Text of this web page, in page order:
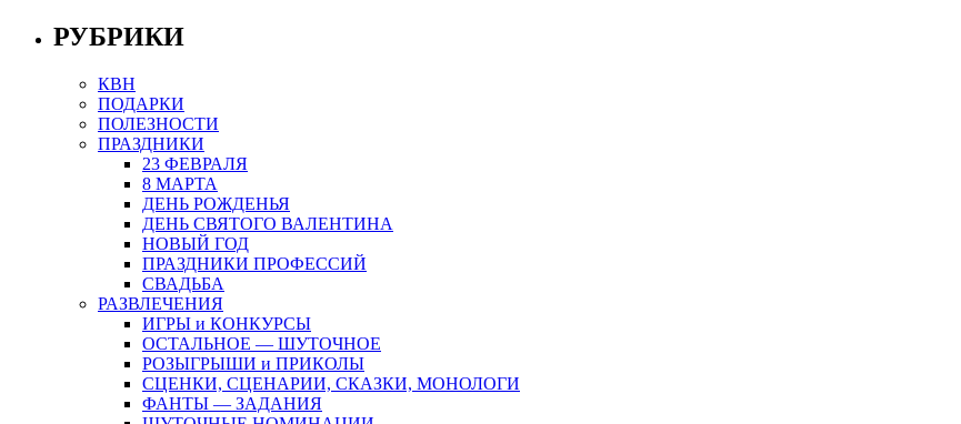
РУБРИКИ
КВН
ПОДАРКИ
ПОЛЕЗНОСТИ
ПРАЗДНИКИ
23 ФЕВРАЛЯ
8 МАРТА
ДЕНЬ РОЖДЕНЬЯ
ДЕНЬ СВЯТОГО ВАЛЕНТИНА
НОВЫЙ ГОД
ПРАЗДНИКИ ПРОФЕССИЙ
СВАДЬБА
РАЗВЛЕЧЕНИЯ
ИГРЫ и КОНКУРСЫ
ОСТАЛЬНОЕ — ШУТОЧНОЕ
РОЗЫГРЫШИ и ПРИКОЛЫ
СЦЕНКИ, СЦЕНАРИИ, СКАЗКИ, МОНОЛОГИ
ФАНТЫ — ЗАДАНИЯ